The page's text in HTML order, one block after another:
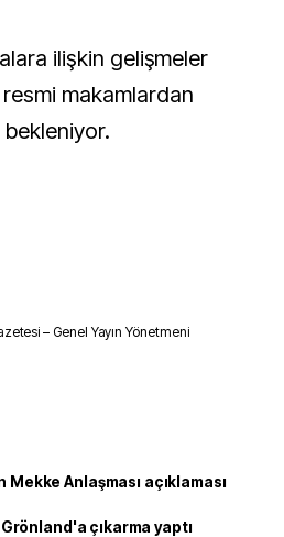
ilişkin gelişmeler
makamlardan
bekleniyor.
– Genel Yayın Yönetmeni
Anlaşması açıklaması
çıkarma yaptı